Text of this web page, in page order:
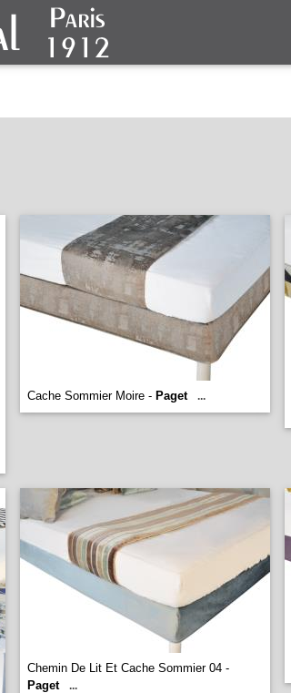
Cache Sommier Moire - Paget ...
Chemin De Lit Et Cache Sommier 04 -
Paget
...